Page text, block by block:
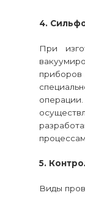
4.
При
процессам.
5.
Виды